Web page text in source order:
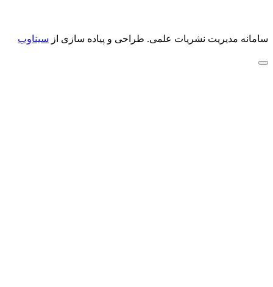
سامانه مدیریت نشریات علمی. طراحی و پیاده سازی از سیناوب